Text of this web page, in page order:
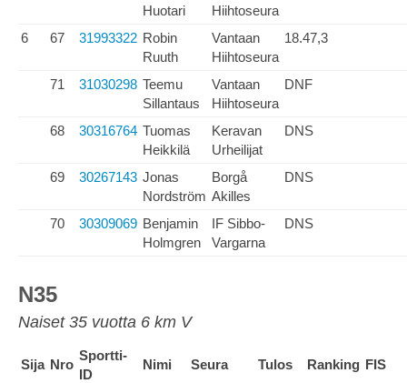
Huotari
Hiihtoseura
6
67 31993322 Robin
Ruuth
Vantaan
Hiihtoseura
18.47,3
71 31030298 Teemu
Sillantaus
Vantaan
Hiihtoseura
DNF
68 30316764 Tuomas
Heikkilä
Keravan
Urheilijat
DNS
69 30267143 Jonas
Nordström
Borgå
Akilles
DNS
70 30309069 Benjamin
Holmgren
IF Sibbo-
Vargarna
DNS
N35
Naiset 35 vuotta 6 km V
Sija Nro
Sportti-
ID
Nimi Seura Tulos Ranking FIS